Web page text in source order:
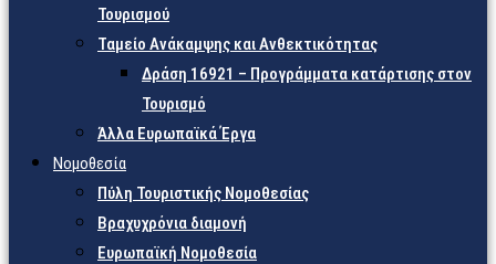
Τουρισμού
Ταμείο Ανάκαμψης και Ανθεκτικότητας
Δράση 16921 – Προγράμματα κατάρτισης στον
Τουρισμό
Άλλα Ευρωπαϊκά Έργα
Νομοθεσία
Πύλη Τουριστικής Νομοθεσίας
Βραχυχρόνια διαμονή
Ευρωπαϊκή Νομοθεσία